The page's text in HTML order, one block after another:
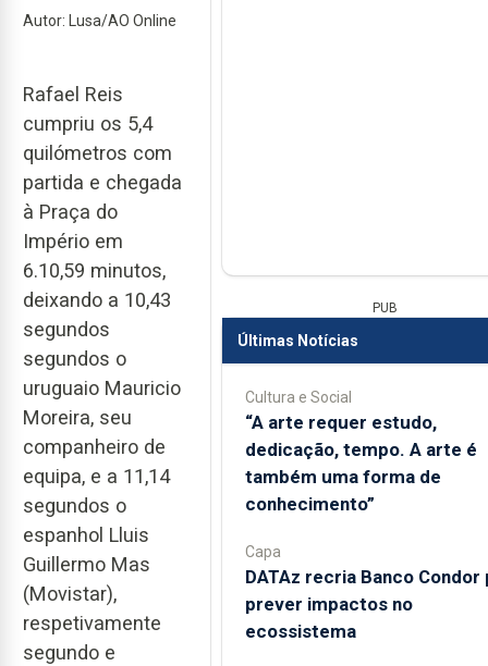
Autor: Lusa/AO Online
Rafael Reis
cumpriu os 5,4
quilómetros com
partida e chegada
à Praça do
Império em
6.10,59 minutos,
deixando a 10,43
segundos
segundos o
uruguaio Mauricio
Moreira, seu
companheiro de
equipa, e a 11,14
segundos o
espanhol Lluis
Guillermo Mas
(Movistar),
respetivamente
segundo e
PUB
Últimas Notícias
Cultura e Social
“A arte requer estudo,
dedicação, tempo. A arte é
também uma forma de
conhecimento”
Capa
DATAz recria Banco Condor
prever impactos no
ecossistema